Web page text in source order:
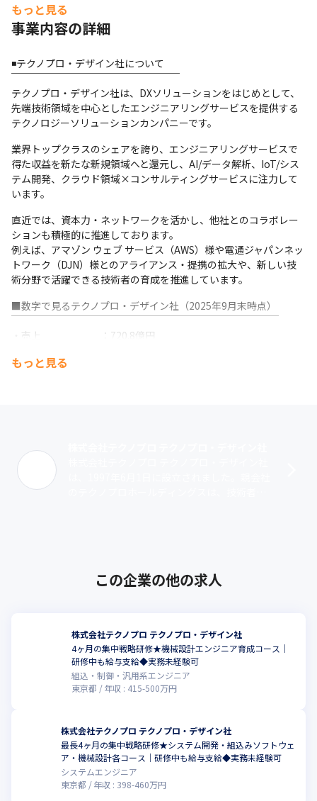
多数開発し世に送り出す、特殊な事業部となっています。
て深く携わり
アプリ開発のスキルや考え方を底上げすることができる環境で
す。
■顧客と対等な環境で、自由度＆採用高く仕事に取り組める
￣￣￣￣￣￣￣￣￣￣￣￣￣￣￣￣￣￣￣￣￣￣￣￣￣￣￣
今回のご支援先とは非常にフラットな関係で、社風的に弊社から
のアイデアを積極的に採用頂き、
検討~実行までをまるっとお任せいただいています。
出勤時は私服OK、残業時間は10h程度（2024年7月時点）と、働
きやすい環境になっています。
■特徴
￣￣￣￣
１）業界売上No.1（※）企業ならではの最適配属
株式会社テクノプロホールディングスには、業界で売上
No.1（2024年6月末実績 1,887億円※）の実績があります。
その信頼性から常時1,000以上の案件を保有しており、また上流工
程が68%を占めているため、経験や希望に合った最適配属が可能
２）幅広く整った教育・研修制度による、継続的なスキルアップ
研修受講実績があります（2024年6月末時点）。
３）明確な評価・報酬制度
※矢野経済研究所『人材ビジネスの現状と展望2022年版』におけ
もっと見る
事業内容の詳細
◾️テクノプロ・デザイン社について
￣￣￣￣￣￣￣￣￣￣￣￣￣￣￣￣￣
テクノプロ・デザイン社は、DXソリューションをはじめとして、
先端技術領域を中心としたエンジニアリングサービスを提供する
テクノロジーソリューションカンパニーです。
業界トップクラスのシェアを誇り、エンジニアリングサービスで
得た収益を新たな新規領域へと還元し、AI/データ解析、IoT/シス
テム開発、クラウド領域×コンサルティングサービスに注力して
います。
直近では、資本力・ネットワークを活かし、他社とのコラボレー
ションも積極的に推進しております。
例えば、アマゾン ウェブ サービス（AWS）様や電通ジャパンネッ
トワーク（DJN）様とのアライアンス・提携の拡大や、新しい技
術分野で活躍できる技術者の育成を推進しています。
■数字で見るテクノプロ・デザイン社（2025年9月末時点）
￣￣￣￣￣￣￣￣￣￣￣￣￣￣￣￣￣￣￣￣￣￣￣￣￣￣￣
・売上　　　　　　：720.8億円
・拠点数（国内）　：本社、営業拠点32、受託開発センター
・有給取得日数　　：15.1日
・研修受講人数　　：140,874名
・男性育休取得率：57％
・デンソーグループ
・ホンダグループ
・ソニーグループ
・トヨタグループ
・日本電気グループ
・東京エレクトロングループ
もっと見る
この企業の他の求人
株式会社テクノプロ テクノプロ・デザイン社
4ヶ月の集中戦略研修★機械設計エンジニア育成コース｜
研修中も給与支給◆実務未経験可
組込・制御・汎用系エンジニア
東京都
年収 : 415-500万円
株式会社テクノプロ テクノプロ・デザイン社
最長4ヶ月の集中戦略研修★システム開発・組込みソフトウェ
ア・機械設計各コース｜研修中も給与支給◆実務未経験可
システムエンジニア
東京都
年収 : 398-460万円